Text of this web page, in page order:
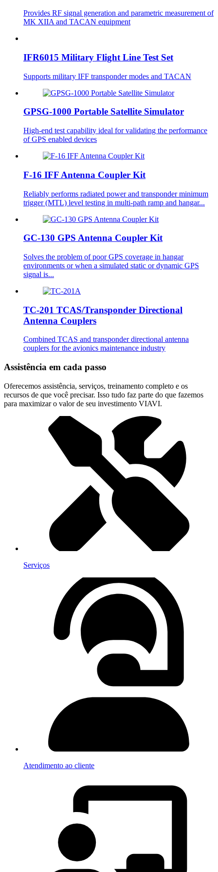
Provides RF signal generation and parametric measurement of
MK XIIA and TACAN equipment
IFR6015 Military Flight Line Test Set
Supports military IFF transponder modes and TACAN
GPSG-1000 Portable Satellite Simulator
High-end test capability ideal for validating the performance
of GPS enabled devices
F-16 IFF Antenna Coupler Kit
Reliably performs radiated power and transponder minimum
trigger (MTL) level testing in multi-path ramp and hangar...
GC-130 GPS Antenna Coupler Kit
Solves the problem of poor GPS coverage in hangar
environments or when a simulated static or dynamic GPS
signal is...
TC-201 TCAS/Transponder Directional
Antenna Couplers
Combined TCAS and transponder directional antenna
couplers for the avionics maintenance industry
Assistência em cada passo
Oferecemos assistência, serviços, treinamento completo e os
recursos de que você precisar. Isso tudo faz parte do que fazemos
para maximizar o valor de seu investimento VIAVI.
Serviços
Atendimento ao cliente